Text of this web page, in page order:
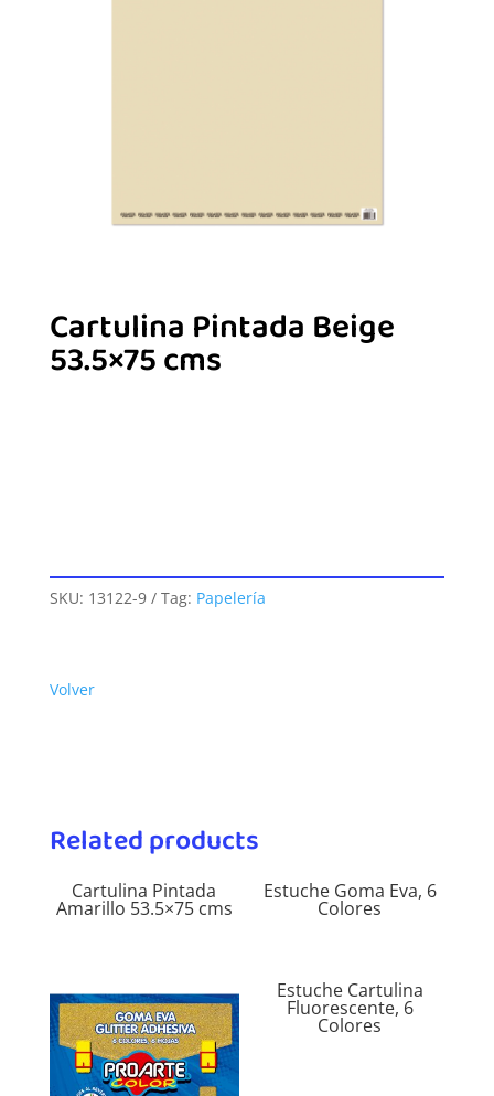
Cartulina Pintada Beige
53.5×75 cms
SKU: 13122-9 Tag: Papelería
Volver
Related products
Cartulina Pintada
Amarillo 53.5×75 cms
Estuche Goma Eva, 6
Colores
Estuche Cartulina
Fluorescente, 6
Colores